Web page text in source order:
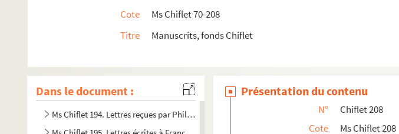
Cote
Ms Chiflet 70-208
Titre
Manuscrits, fonds Chiflet
Dans le document :
Ms Chiflet 190. « Patrocinii reorum capitis damnatorum.. [libri III et IV] », auctore Joanne
Ms Chiflet 192. « Aeneae Sylvii Piccolomini, Senensis episcopi, S. R. E. card., ac deinde dicti Pii
Ms Chiflet 193. Recueil des lettres adressées à F.-X. Chiflet par M. de Quinsonnas et d'Aguesseau
Ms Chiflet 194. Lettres reçues par Philippe-Eugène, Claude-Nicolas et François-Xavier Chiflet
Présentation du contenu
N°
Chiflet 208
Cote
Ms Chiflet 208